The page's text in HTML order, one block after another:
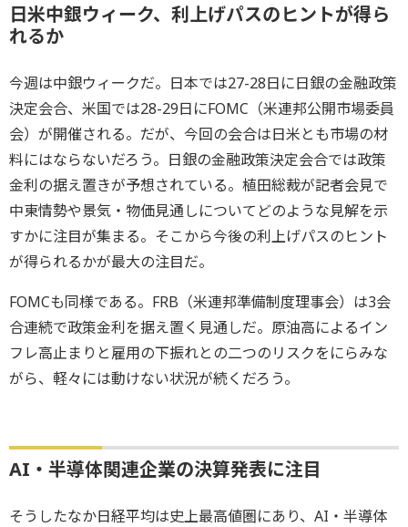
日米中銀ウィーク、利上げパスのヒントが得ら
れるか
今週は中銀ウィークだ。日本では27-28日に日銀の金融政策
決定会合、米国では28-29日にFOMC（米連邦公開市場委員
会）が開催される。だが、今回の会合は日米とも市場の材
料にはならないだろう。日銀の金融政策決定会合では政策
金利の据え置きが予想されている。植田総裁が記者会見で
中東情勢や景気・物価見通しについてどのような見解を示
すかに注目が集まる。そこから今後の利上げパスのヒント
が得られるかが最大の注目だ。
FOMCも同様である。FRB（米連邦準備制度理事会）は3会
合連続で政策金利を据え置く見通しだ。原油高によるイン
フレ高止まりと雇用の下振れとの二つのリスクをにらみな
がら、軽々には動けない状況が続くだろう。
AI・半導体関連企業の決算発表に注目
そうしたなか日経平均は史上最高値圏にあり、AI・半導体